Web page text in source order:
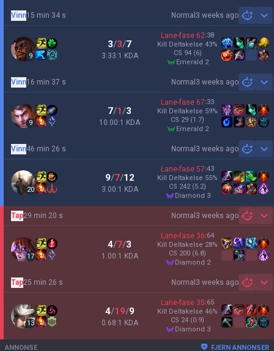
Normal 3 weeks ago
Vinn15 min 34 s
9
3/3/7
3.33:1 KDA
Lane-fase 62:38
Kill Deltakelse 43%
CS 94 (6)
emerald 2
Normal 3 weeks ago
Vinn16 min 37 s
9
7/1/3
10.00:1 KDA
Lane-fase 67:33
Kill Deltakelse 59%
CS 29 (1.7)
emerald 2
Normal 3 weeks ago
Vinn46 min 26 s
20
9/7/12
3.00:1 KDA
Lane-fase 57:43
Kill Deltakelse 55%
CS 242 (5.2)
diamond 3
Normal 3 weeks ago
Tap29 min 20 s
17
4/7/3
1.00:1 KDA
Lane-fase 36:64
Kill Deltakelse 28%
CS 200 (6.8)
diamond 2
Normal 3 weeks ago
Tap25 min 26 s
13
4/19/9
0.68:1 KDA
Lane-fase 35:65
Kill Deltakelse 46%
CS 24 (0.9)
diamond 3
ANNONSE FJERN ANNONSER